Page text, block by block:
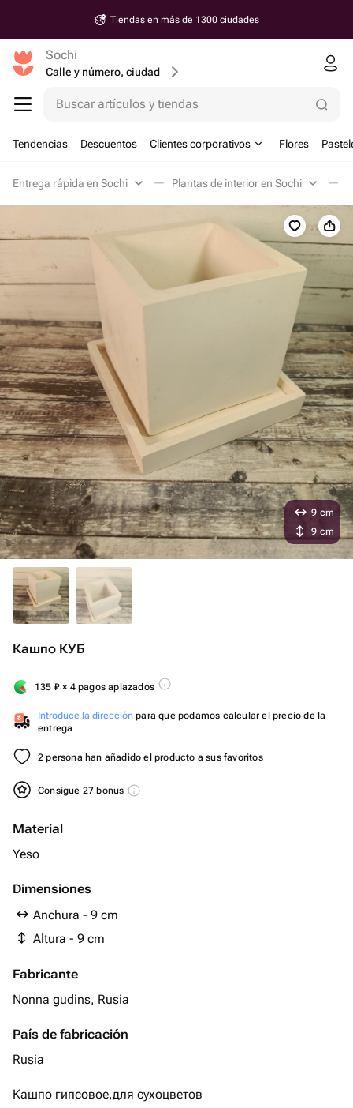
Tiendas en más de 1300 ciudades
Sochi
Calle y número, ciudad
Buscar artículos y tiendas
Tendencias Descuentos Clientes corporativos Flores
Entrega rápida en Sochi Plantas de interior en Sochi
Кашпо КУБ
135 ₽ × 4 pagos aplazados
Introduce la dirección para que podamos calcular el precio de la
entrega
2 persona han añadido el producto a sus favoritos
Consigue 27 bonus
Material
Yeso
Dimensiones
Anchura - 9 cm
Altura - 9 cm
Fabricante
Nonna gudins, Rusia
País de fabricación
Rusia
9 cm
9 cm
Кашпо гипсовое,для сухоцветов